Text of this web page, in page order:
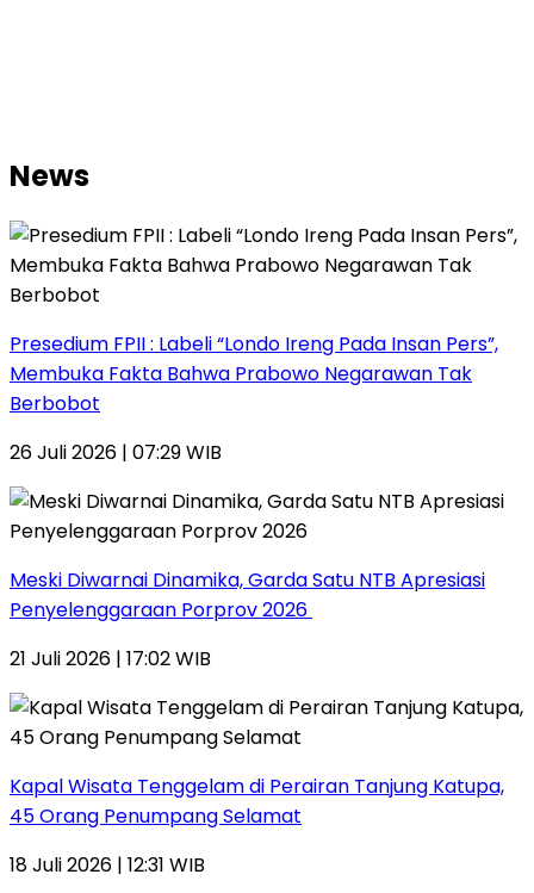
News
Presedium FPII : Labeli “Londo Ireng Pada Insan Pers”,
Membuka Fakta Bahwa Prabowo Negarawan Tak
Berbobot
26 Juli 2026 | 07:29 WIB
Meski Diwarnai Dinamika, Garda Satu NTB Apresiasi
Penyelenggaraan Porprov 2026 ‎
21 Juli 2026 | 17:02 WIB
Kapal Wisata Tenggelam di Perairan Tanjung Katupa,
45 Orang Penumpang Selamat
18 Juli 2026 | 12:31 WIB